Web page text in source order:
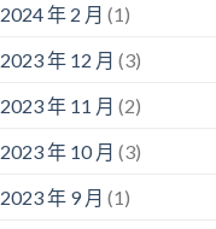
2024 年 2 月 (1)
2023 年 12 月 (3)
2023 年 11 月 (2)
2023 年 10 月 (3)
2023 年 9 月 (1)